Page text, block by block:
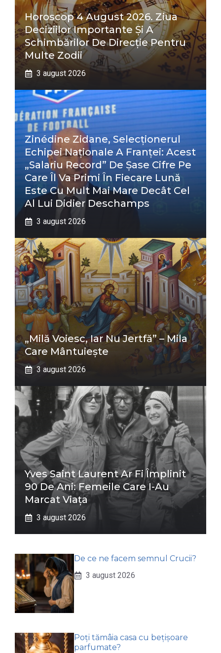
Horoscop 4 August 2026. Ziua
Deciziilor Importante Și A
Schimbărilor De Direcție Pentru
Multe Zodii
3 august 2026
Zinédine Zidane, Selecționerul
Echipei Naționale A Franței: Acest
„salariu Record” De Șase Cifre Pe
Care Îl Va Primi În Fiecare Lună
Este Cu Mult Mai Mare Decât Cel
Al Lui Didier Deschamps
3 august 2026
„Milă Voiesc, Iar Nu Jertfă” – Mila
Care Mântuiește
3 august 2026
Yves Saint Laurent Ar Fi Împlinit
90 De Ani: Femeile Care I-Au
Marcat Viața
3 august 2026
De ce ne facem semnul Crucii?
3 august 2026
Poți tămâia casa cu bețișoare
parfumate?